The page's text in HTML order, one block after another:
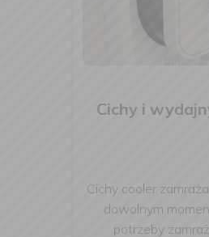
Cichy i
Cichy cooler
dowolnym
potrzeby